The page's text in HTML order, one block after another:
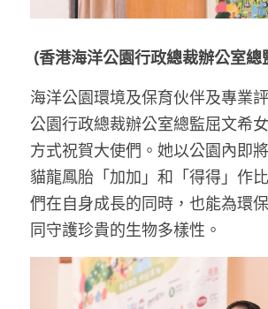
(香港海洋公園行政總裁辦公室總
海洋公園環境及保育伙伴及專業
公園行政總裁辦公室總監屈文希
方式祝賀大使們。她以公園內即
貓龍鳳胎「加加」和「得得」作
們在自身成長的同時，也能為環
同守護珍貴的生物多樣性。